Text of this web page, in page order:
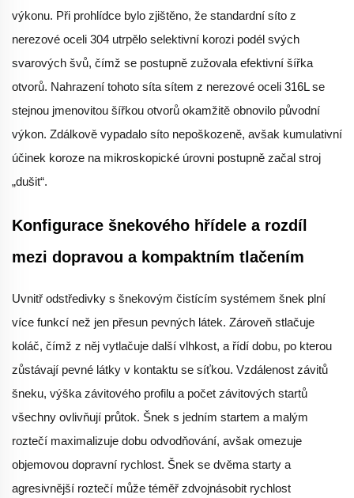
výkonu. Při prohlídce bylo zjištěno, že standardní síto z
nerezové oceli 304 utrpělo selektivní korozi podél svých
svarových švů, čímž se postupně zužovala efektivní šířka
otvorů. Nahrazení tohoto síta sítem z nerezové oceli 316L se
stejnou jmenovitou šířkou otvorů okamžitě obnovilo původní
výkon. Zdálkově vypadalo síto nepoškozeně, avšak kumulativní
účinek koroze na mikroskopické úrovni postupně začal stroj
„dušit“.
Konfigurace šnekového hřídele a rozdíl
mezi dopravou a kompaktním tlačením
Uvnitř odstředivky s šnekovým čistícím systémem šnek plní
více funkcí než jen přesun pevných látek. Zároveň stlačuje
koláč, čímž z něj vytlačuje další vlhkost, a řídí dobu, po kterou
zůstávají pevné látky v kontaktu se síťkou. Vzdálenost závitů
šneku, výška závitového profilu a počet závitových startů
všechny ovlivňují průtok. Šnek s jedním startem a malým
roztečí maximalizuje dobu odvodňování, avšak omezuje
objemovou dopravní rychlost. Šnek se dvěma starty a
agresivnější roztečí může téměř zdvojnásobit rychlost